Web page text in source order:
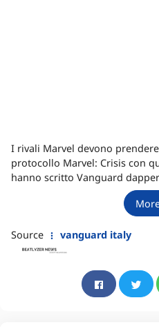
I rivali Marvel devono
protocollo Marvel: Crisis con
hanno scritto Vanguard
Source vanguard italy